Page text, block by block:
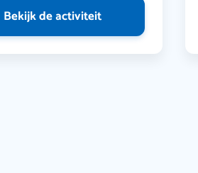
Bekijk de activiteit